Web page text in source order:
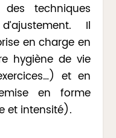
techniques
Il
en charge en
hygiène de vie
et en
en forme
et intensité).